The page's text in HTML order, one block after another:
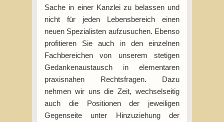
Sache in einer Kanzlei zu belassen und
nicht für jeden Lebensbereich einen
neuen Spezialisten aufzusuchen. Ebenso
profitieren Sie auch in den einzelnen
Fachbereichen von unserem stetigen
Gedankenaustausch in elementaren
praxisnahen Rechtsfragen. Dazu
nehmen wir uns die Zeit, wechselseitig
auch die Positionen der jeweiligen
Gegenseite unter Hinzuziehung der